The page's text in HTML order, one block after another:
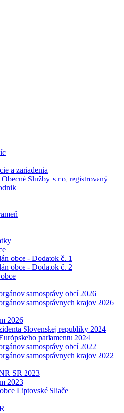
a zariadenia
Obecné Služby, s.r.o, registrovaný
obce - Dodatok č. 1
obce - Dodatok č. 2
samosprávy obcí 2026
samosprávnych krajov 2026
2026
Slovenskej republiky 2024
parlamentu 2024
samosprávy obcí 2022
samosprávnych krajov 2022
SR 2023
2023
Liptovské Sliače